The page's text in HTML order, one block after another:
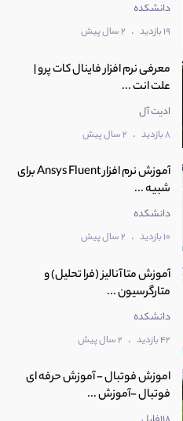
دانشکده
19 بازدید . 2 سال پیش
معرفی نرم افزار فاینال کات پرو |
علت انت ...
ادیت آل
8 بازدید . 2 سال پیش
آموزش نرم افزار Ansys Fluent برای
شبیه‌ ...
دانشکده
10 بازدید . 2 سال پیش
آموزش متا آنالیز (فرا تحلیل) و
متارگرسیون ...
دانشکده
42 بازدید . 2 سال پیش
اموزش فوتبال - آموزش حرفه ای
فوتبال -آموزش ...